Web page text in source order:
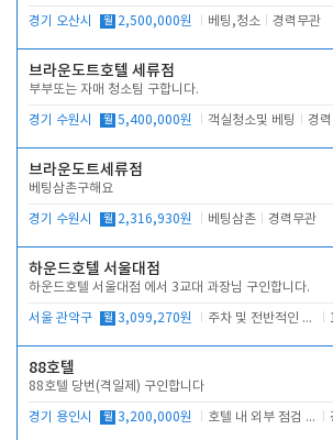
경기 오산시 월 2,500,000원 베팅,청소 경력무관
브라운도트호텔 세류점
부부또는 자매 청소팀 구합니다.
경기 수원시 월 5,400,000원 객실청소및 베팅 경
브라운도트세류점
베팅삼촌구해요
경기 수원시 월 2,316,930원 베팅삼촌 경력무관
하운드호텔 서울대점
하운드호텔 서울대점 에서 3교대 과장님 구인합니다.
서울 관악구 월 3,099,270원 주차 및 전반적인 당번업무
88호텔
88호텔 당번(격일제) 구인합니다
경기 용인시 월 3,200,000원 호텔 내 외부 점검 및 프런트 운영